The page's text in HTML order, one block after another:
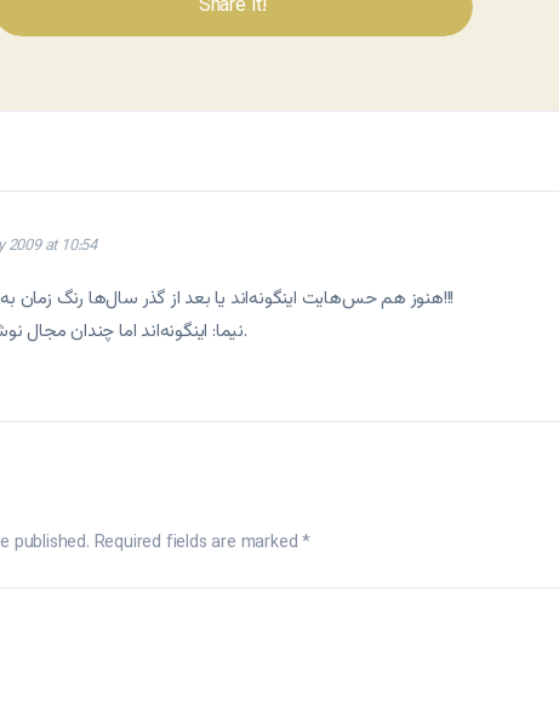
Share It!
2009 at 10:54
هنوز هم حس‌هایت اینگونه‌اند یا بعد از گذر سال‌ها رنگ زمان به خود گرفته‌اند؟!!!
نیما: اینگونه‌اند اما چندان مجال نوشتنشان نیست.
published. Required fields are marked*